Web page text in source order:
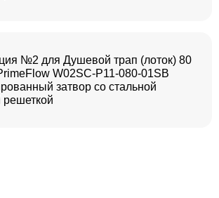
№2 для Душевой трап (лоток) 80
W02SC-P11-080-01SB
затвор со стальной
решеткой